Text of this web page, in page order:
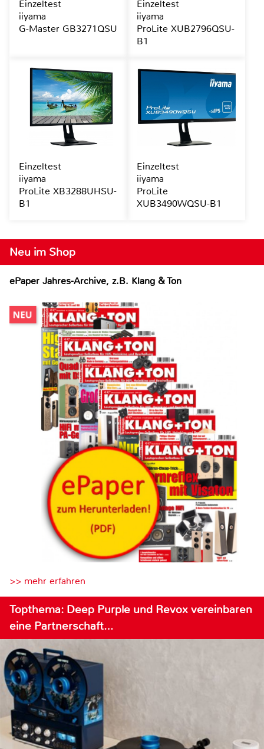
Neu im Shop
ePaper Jahres-Archive, z.B. Klang & Ton
>> mehr erfahren
Topthema: Deep Purple und Revox vereinbaren
eine Partnerschaft…
Einzeltest
iiyama
G-Master GB3271QSU
Einzeltest
iiyama
ProLite XUB2796QSU-
B1
Einzeltest
iiyama
ProLite XB3288UHSU-
B1
Einzeltest
iiyama
ProLite
XUB3490WQSU-B1